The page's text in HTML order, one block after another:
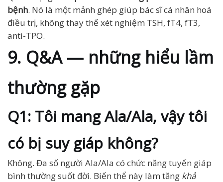
bệnh. Nó là một mảnh ghép giúp bác sĩ cá nhân hoá
điều trị, không thay thế xét nghiệm TSH, fT4, fT3,
anti-TPO.
9. Q&A — những hiểu lầm
thường gặp
Q1: Tôi mang Ala/Ala, vậy tôi
có bị suy giáp không?
Không. Đa số người Ala/Ala có chức năng tuyến giáp
bình thường suốt đời. Biến thể này làm tăng khả